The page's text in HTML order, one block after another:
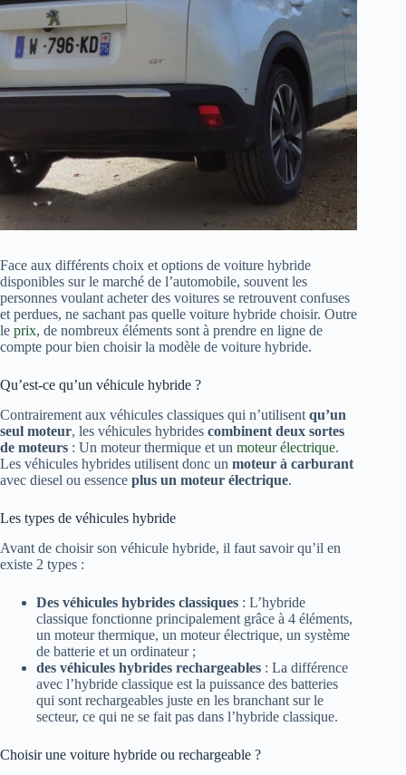
Face aux différents choix et options de voiture hybride
disponibles sur le marché de l’automobile, souvent les
personnes voulant acheter des voitures se retrouvent confuses
et perdues, ne sachant pas quelle voiture hybride choisir. Outre
le prix, de nombreux éléments sont à prendre en ligne de
compte pour bien choisir la modèle de voiture hybride.
Qu’est-ce qu’un véhicule hybride ?
Contrairement aux véhicules classiques qui n’utilisent qu’un
seul moteur, les véhicules hybrides combinent deux sortes
de moteurs : Un moteur thermique et un moteur électrique.
Les véhicules hybrides utilisent donc un moteur à carburant
avec diesel ou essence plus un moteur électrique.
Les types de véhicules hybride
Avant de choisir son véhicule hybride, il faut savoir qu’il en
existe 2 types :
Des véhicules hybrides classiques : L’hybride
classique fonctionne principalement grâce à 4 éléments,
un moteur thermique, un moteur électrique, un système
de batterie et un ordinateur ;
des véhicules hybrides rechargeables : La différence
avec l’hybride classique est la puissance des batteries
qui sont rechargeables juste en les branchant sur le
secteur, ce qui ne se fait pas dans l’hybride classique.
Choisir une voiture hybride ou rechargeable ?